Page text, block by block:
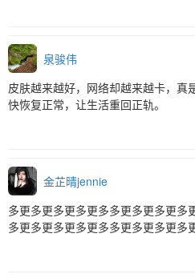
泉骏伟
皮肤越来越好，网络却越来越卡，真
快恢复正常，让生活重回正轨。
金芷晴jennie
多更多更多更多更多多更多更多更多
多更多更多更多更多多更多更多更多